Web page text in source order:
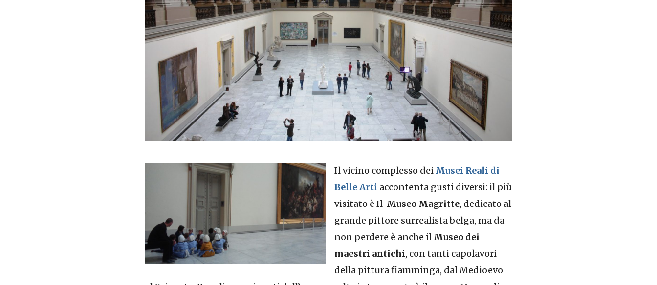
Il vicino complesso dei Musei Reali di
Belle Arti accontenta gusti diversi: il più
visitato è Il Museo Magritte, dedicato al
grande pittore surrealista belga, ma da
non perdere è anche il Museo dei
maestri antichi, con tanti capolavori
della pittura fiamminga, dal Medioevo